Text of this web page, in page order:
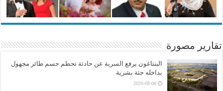
تقارير مصورة
البنتاغون يرفع السرية عن حادثة تحطم جسم طائر مجهول
بداخله جثة بشرية
2026-08-08